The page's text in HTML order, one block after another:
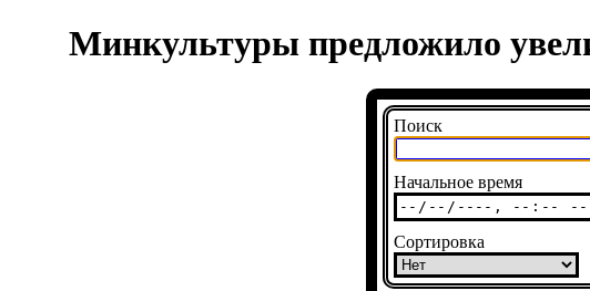
Минкультуры предложило
Поиск
Начальное время
Сортировка